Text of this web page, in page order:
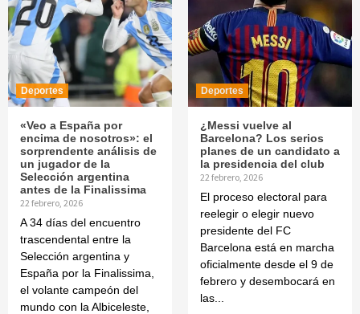
Deportes
«Veo a España por
encima de nosotros»: el
sorprendente análisis de
un jugador de la
Selección argentina
antes de la Finalissima
22 febrero, 2026
A 34 días del encuentro
trascendental entre la
Selección argentina y
España por la Finalissima,
el volante campeón del
mundo con la Albiceleste,
Deportes
¿Messi vuelve al
Barcelona? Los serios
planes de un candidato a
la presidencia del club
22 febrero, 2026
El proceso electoral para
reelegir o elegir nuevo
presidente del FC
Barcelona está en marcha
oficialmente desde el 9 de
febrero y desembocará en
las...